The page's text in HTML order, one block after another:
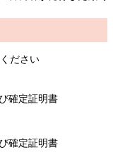
ださい
確定証明書
確定証明書